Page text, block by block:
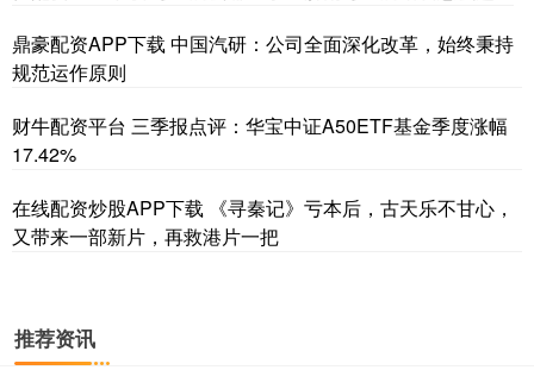
鼎豪配资APP下载 中国汽研：公司全面深化改革，始终秉持
规范运作原则
财牛配资平台 三季报点评：华宝中证A50ETF基金季度涨幅
17.42%
在线配资炒股APP下载 《寻秦记》亏本后，古天乐不甘心，
又带来一部新片，再救港片一把
推荐资讯